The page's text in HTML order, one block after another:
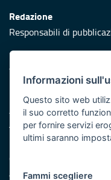
Redazione
Responsabili di
Protezione civile
Vai al sito di Protezione
Iniziativa finanziata
Asse XI
Note legali
Cookie e privacy
Atti di notifica
Informazioni
Questo sito web
il suo corretto
per fornire servizi
ultimi saranno
Fammi scegliere